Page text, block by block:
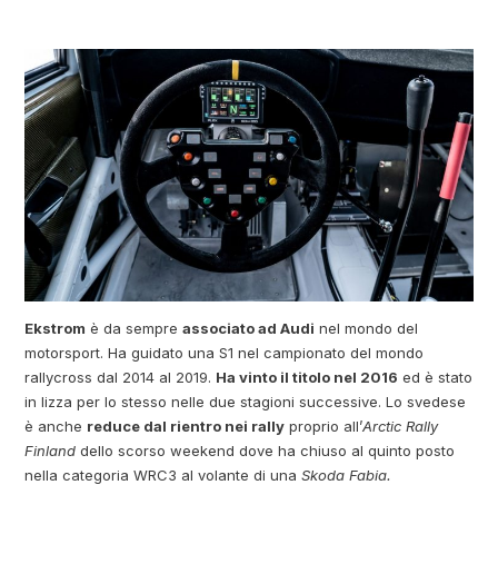
Ekstrom è da sempreassociato ad Audi nel mondo del
motorsport. Ha guidato una S1 nel campionato del mondo
rallycross dal 2014 al 2019. Ha vinto il titolo nel 2016 ed è stato
in lizza per lo stesso nelle due stagioni successive. Lo svedese
è anche reduce dal rientro nei rally proprio all’Arctic Rally
Finland dello scorso weekend dove ha chiuso al quinto posto
nella categoria WRC3 al volante di unaSkoda Fabia.